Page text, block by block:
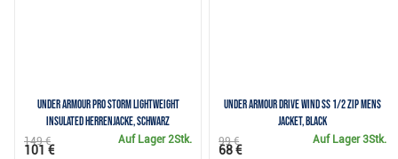
Under Armour Pro Storm Lightweight
Insulated Herrenjacke, schwarz
Auf Lager2Stk.
149 €
101 €
Under Armour Drive Wind SS 1/2 Zip mens
jacket, black
Auf Lager3Stk.
99 €
68 €